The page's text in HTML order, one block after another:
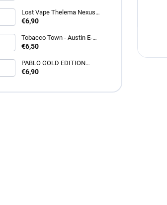
Lost Vape Thelema Nexus
náhradná cartridge 2ks
€6,90
Tobacco Town - Austin E-
Liquid 3 mg
€6,50
PABLO GOLD EDITION
FROSTED ICE
€6,90